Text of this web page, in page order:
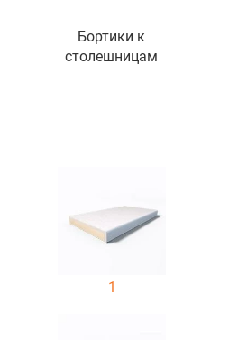
Бортики к
столешницам
1